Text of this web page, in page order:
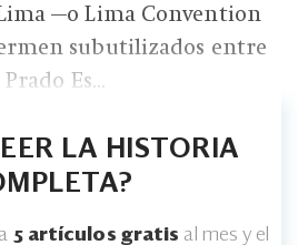
—o Lima Convention
subutilizados entre
Es...
LA HISTORIA
5 artículos gratis al mes y el